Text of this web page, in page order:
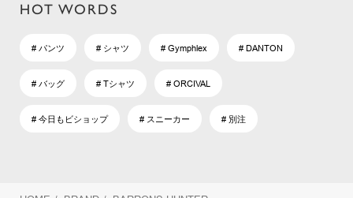
HOT WORDS
# パンツ # シャツ # Gymphlex # DANTON
# バッグ # Tシャツ # ORCIVAL
# 今日もビショップ # スニーカー # 別注